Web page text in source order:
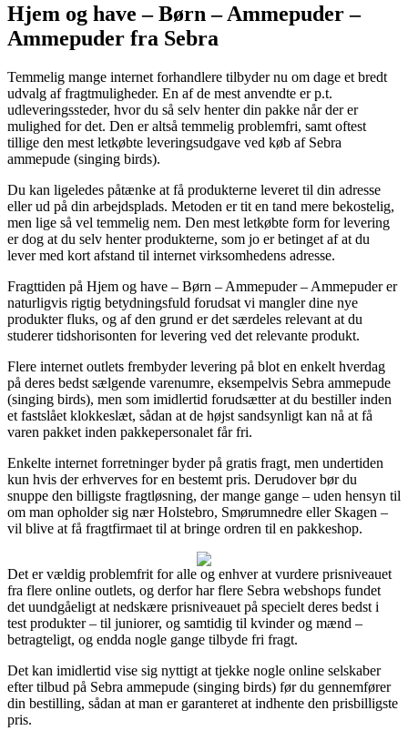
Hjem og have – Børn – Ammepuder –
Ammepuder fra Sebra
Temmelig mange internet forhandlere tilbyder nu om dage et bredt
udvalg af fragtmuligheder. En af de mest anvendte er p.t.
udleveringssteder, hvor du så selv henter din pakke når der er
mulighed for det. Den er altså temmelig problemfri, samt oftest
tillige den mest letkøbte leveringsudgave ved køb af Sebra
ammepude (singing birds).
Du kan ligeledes påtænke at få produkterne leveret til din adresse
eller ud på din arbejdsplads. Metoden er tit en tand mere bekostelig,
men lige så vel temmelig nem. Den mest letkøbte form for levering
er dog at du selv henter produkterne, som jo er betinget af at du
lever med kort afstand til internet virksomhedens adresse.
Fragttiden på Hjem og have – Børn – Ammepuder – Ammepuder er
naturligvis rigtig betydningsfuld forudsat vi mangler dine nye
produkter fluks, og af den grund er det særdeles relevant at du
studerer tidshorisonten for levering ved det relevante produkt.
Flere internet outlets frembyder levering på blot en enkelt hverdag
på deres bedst sælgende varenumre, eksempelvis Sebra ammepude
(singing birds), men som imidlertid forudsætter at du bestiller inden
et fastslået klokkeslæt, sådan at de højst sandsynligt kan nå at få
varen pakket inden pakkepersonalet får fri.
Enkelte internet forretninger byder på gratis fragt, men undertiden
kun hvis der erhverves for en bestemt pris. Derudover bør du
snuppe den billigste fragtløsning, der mange gange – uden hensyn til
om man opholder sig nær Holstebro, Smørumnedre eller Skagen –
vil blive at få fragtfirmaet til at bringe ordren til en pakkeshop.
Det er vældig problemfrit for alle og enhver at vurdere prisniveauet
fra flere online outlets, og derfor har flere Sebra webshops fundet
det uundgåeligt at nedskære prisniveauet på specielt deres bedst i
test produkter – til juniorer, og samtidig til kvinder og mænd –
betragteligt, og endda nogle gange tilbyde fri fragt.
Det kan imidlertid vise sig nyttigt at tjekke nogle online selskaber
efter tilbud på Sebra ammepude (singing birds) før du gennemfører
din bestilling, sådan at man er garanteret at indhente den prisbilligste
pris.